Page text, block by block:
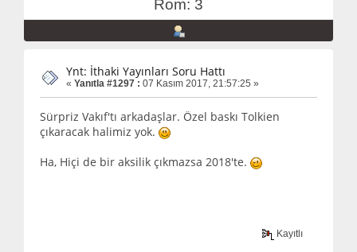
Rom: 3
Ynt: İthaki Yayınları Soru Hattı
« Yanıtla #1297 : 07 Kasım 2017, 21:57:25 »
Sürpriz Vakıf'tı arkadaşlar. Özel baskı Tolkien
çıkaracak halimiz yok.
Ha, Hiçi de bir aksilik çıkmazsa 2018'te.
Kayıtlı